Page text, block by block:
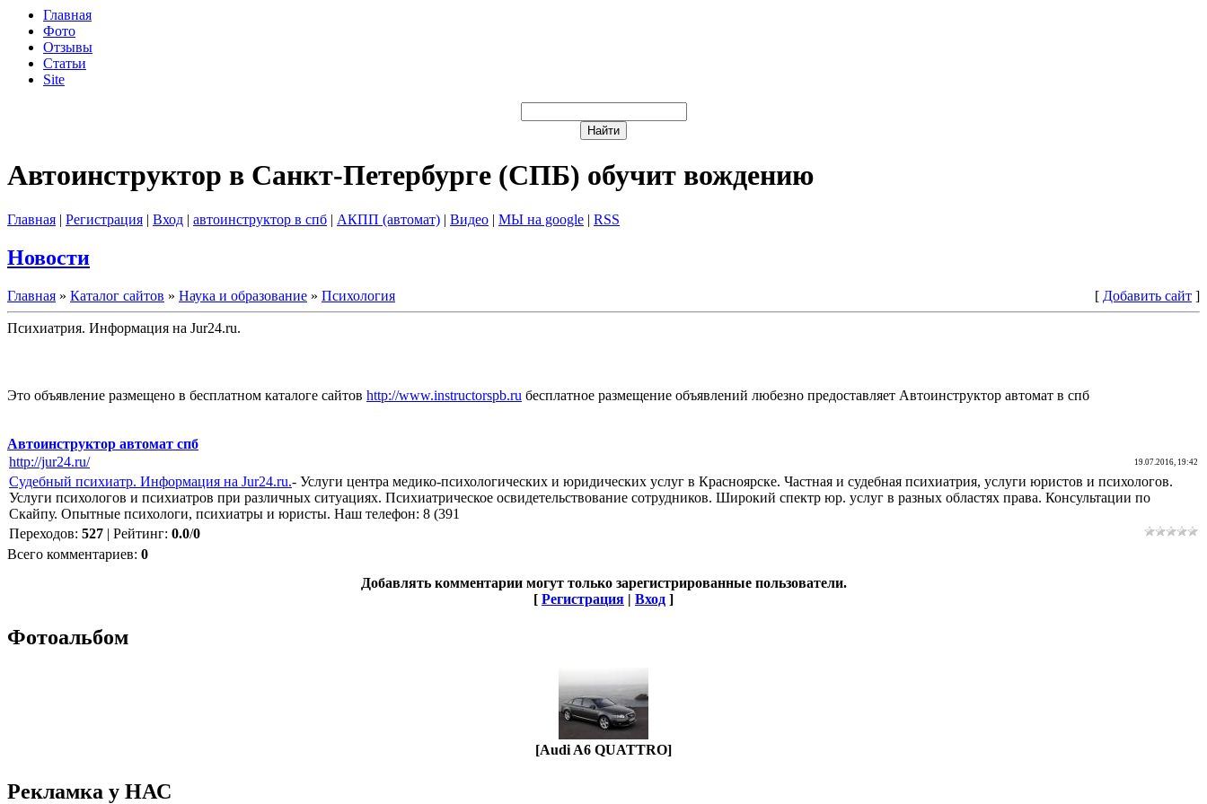
Главная
Фото
Отзывы
Статьи
Site
Автоинструктор в Санкт-Петербурге (СПБ) обучит вождению
Главная | Регистрация | Вход | автоинструктор в спб | АКПП (автомат) | Видео | МЫ на google | RSS
Новости
Главная » Каталог сайтов » Наука и образование » Психология [ Добавить сайт ]
Психиатрия. Информация на Jur24.ru.
Это объявление размещено в бесплатном каталоге сайтов http://www.instructorspb.ru бесплатное размещение объявлений любезно предоставляет Автоинструктор автомат в спб
Автоинструктор автомат спб
http://jur24.ru/
19.07.2016, 19:42
Судебный психиатр. Информация на Jur24.ru.- Услуги центра медико-психологических и юридических услуг в Красноярске. Частная и судебная психиатрия, услуги юристов и психологов.
Услуги психологов и психиатров при различных ситуациях. Психиатрическое освидетельствование сотрудников. Широкий спектр юр. услуг в разных областях права. Консультации по
Скайпу. Опытные психологи, психиатры и юристы. Наш телефон: 8 (391
Переходов: 527 | Рейтинг: 0.0/0
Всего комментариев: 0
Добавлять комментарии могут только зарегистрированные пользователи.
[ Регистрация | Вход ]
Фотоальбом
[Audi A6 QUATTRO]
Рекламка у НАС